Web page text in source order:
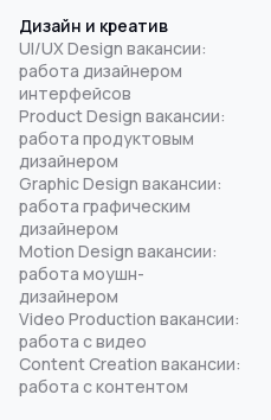
Дизайн и креатив
UI/UX Design вакансии:
работа дизайнером
интерфейсов
Product Design вакансии:
работа продуктовым
дизайнером
Graphic Design вакансии:
работа графическим
дизайнером
Motion Design вакансии:
работа моушн-
дизайнером
Video Production вакансии:
работа с видео
Content Creation вакансии:
работа с контентом